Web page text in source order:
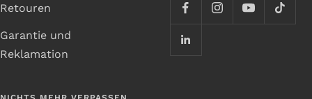
Retouren
Garantie und
Reklamation